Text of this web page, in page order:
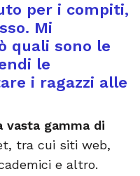
per i compiti,
Mi
quali sono le
le
i ragazzi alle
vasta gamma di
tra cui siti web,
e altro.